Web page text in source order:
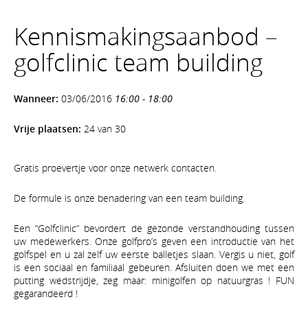
Kennismakingsaanbod –
golfclinic team building
Wanneer: 03/06/2016 16:00 - 18:00
Vrije plaatsen: 24 van 30
Gratis proevertje voor onze netwerk contacten.
De formule is onze benadering van een team building.
Een “Golfclinic” bevordert de gezonde verstandhouding tussen
uw medewerkers. Onze golfpro’s geven een introductie van het
golfspel en u zal zelf uw eerste balletjes slaan. Vergis u niet, golf
is een sociaal en familiaal gebeuren. Afsluiten doen we met een
putting wedstrijdje, zeg maar: minigolfen op natuurgras ! FUN
gegarandeerd !